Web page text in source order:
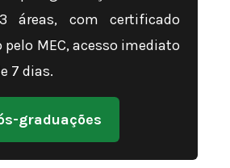
áreas, com certificado
pelo MEC, acesso imediato
7 dias.
graduações